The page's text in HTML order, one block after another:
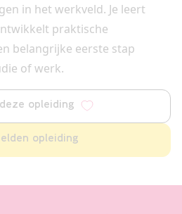
in het werkveld. Je leert
praktische
belangrijke eerste stap
of werk.
opleiding
opleiding